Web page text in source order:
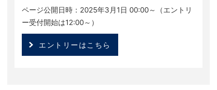
ページ公開日時：2025年3月1日 00:00～（エントリ
ー受付開始は12:00～）
エントリーはこちら